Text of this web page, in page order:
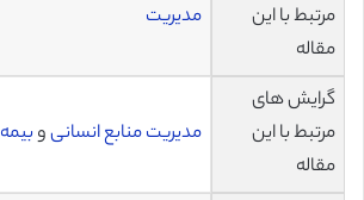
مرتبط با این
مقاله
مدیریت
گرایش های
مرتبط با این
مقاله
مدیریت منابع انسانیوبیمه